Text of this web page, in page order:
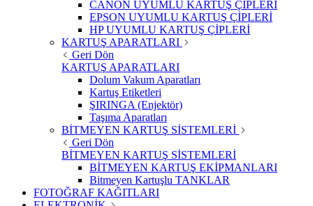
CANON UYUMLU KARTUŞ ÇİPLERİ
EPSON UYUMLU KARTUŞ ÇİPLERİ
HP UYUMLU KARTUŞ ÇİPLERİ
KARTUŞ APARATLARI
Geri Dön
KARTUŞ APARATLARI
Dolum Vakum Aparatları
Kartuş Etiketleri
ŞIRINGA (Enjektör)
Taşıma Aparatları
BİTMEYEN KARTUŞ SİSTEMLERİ
Geri Dön
BİTMEYEN KARTUŞ SİSTEMLERİ
BİTMEYEN KARTUŞ EKİPMANLARI
Bitmeyen Kartuşlu TANKLAR
FOTOĞRAF KAĞITLARI